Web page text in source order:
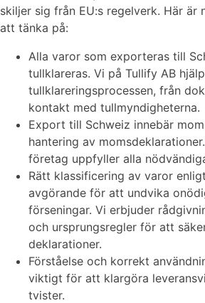
skiljer sig från EU:s regelverk. Här är
att tänka på:
Alla varor som exporteras till
tullklareras. Vi på Tullify AB
tullklareringsprocessen, från
kontakt med tullmyndigheterna.
Export till Schweiz innebär
hantering av
företag uppfyller alla
Rätt klassificering av varor
avgörande för att undvika
förseningar. Vi erbjuder
och ursprungsregler för att
deklarationer.
Förståelse och korrekt
viktigt för att klargöra
tvister.